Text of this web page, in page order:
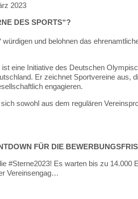
2023
DES SPORTS“?
würdigen und belohnen das
eine Initiative des Deutschen
Er zeichnet Sportvereine aus,
engagieren.
sowohl aus dem regulären
FÜR DIE
#Sterne2023! Es warten bis zu 14.000
Vereinsengag…